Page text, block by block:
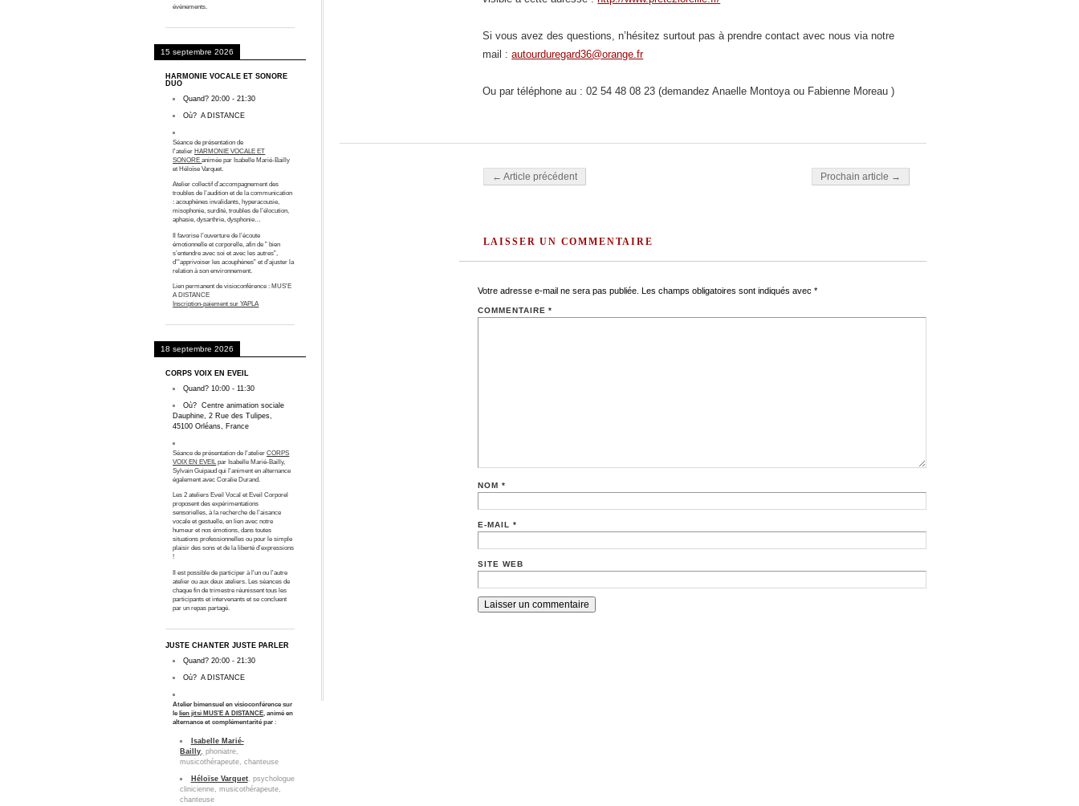
Si vous avez des questions, n’hésitez surtout pas à prendre contact avec nous via notre
mail :autourduregard36@orange.fr
Ou par téléphone au : 02 54 48 08 23 (demandez Anaelle Montoya ou Fabienne Moreau )
Navigation des articles
← Article précédent Prochain article →
LAISSER UN COMMENTAIRE
Votre adresse e-mail ne sera pas publiée. Les champs obligatoires sont indiqués avec *
COMMENTAIRE*
NOM *
E-MAIL *
SITE WEB
évènements.
15 septembre 2026
HARMONIE VOCALE ET SONORE
DUO
Quand?20:00 -21:30
Où?A DISTANCE
Séance de présentation de
l'atelier HARMONIE VOCALE ET
SONORE animée par Isabelle Marié-Bailly
et Héloïse Varquet.
Atelier collectif d’accompagnement des
troubles de l’audition et de la communication
: acouphènes invalidants, hyperacousie,
misophonie, surdité, troubles de l’élocution,
aphasie, dysarthrie, dysphonie…
Il favorise l’ouverture de l’écoute
émotionnelle et corporelle, afin de ” bien
s’entendre avec soi et avec les autres”,
d'”apprivoiser les acouphènes” et d’ajuster la
relation à son environnement.
Lien permanent de visioconférence : MUS'E
A DISTANCE
Inscription-paiement sur YAPLA
18 septembre 2026
CORPS VOIX EN EVEIL
Quand?10:00 -11:30
Où?Centre animation sociale
Dauphine, 2 Rue des Tulipes,
45100 Orléans, France
Séance de présentation de l'atelierCORPS
VOIX EN EVEILpar Isabelle Marié-Bailly,
Sylvain Guipaud qui l'animent en alternance
également avec Coralie Durand.
Les 2 ateliers Eveil Vocal et Eveil Corporel
proposent des expérimentations
sensorielles, à la recherche de l’aisance
vocale et gestuelle, en lien avec notre
humeur et nos émotions, dans toutes
situations professionnelles ou pour le simple
plaisir des sons et de la liberté d’expressions
!
Il est possible de participer à l'un ou l'autre
atelier ou aux deux ateliers. Les séances de
chaque fin de trimestre réunissent tous les
participants et intervenants et se concluent
par un repas partagé.
JUSTE CHANTER JUSTE PARLER
Quand?20:00 -21:30
Où?A DISTANCE
Atelier bimensuel en visioconférence sur
le lien jitsi MUS’E A DISTANCE , animé en
alternance et complémentarité par :
Isabelle Marié-
Bailly phoniatre,
musicothérapeute, chanteuse
Héloïse Varquet, psychologue
clinicienne, musicothérapeute,
chanteuse